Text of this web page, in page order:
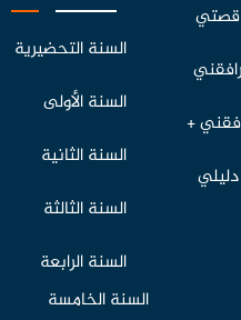
قصتي
رافقني
+
دليلي
السنة التحضيرية
السنة الأولى
السنة الثانية
السنة الثالثة
السنة الرابعة
السنة الخامسة